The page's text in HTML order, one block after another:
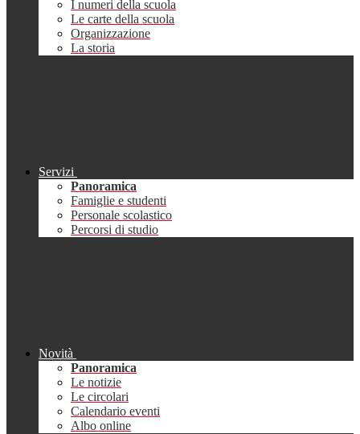
I numeri della scuola
Le carte della scuola
Organizzazione
La storia
Servizi
Panoramica
Famiglie e studenti
Personale scolastico
Percorsi di studio
Novità
Panoramica
Le notizie
Le circolari
Calendario eventi
Albo online